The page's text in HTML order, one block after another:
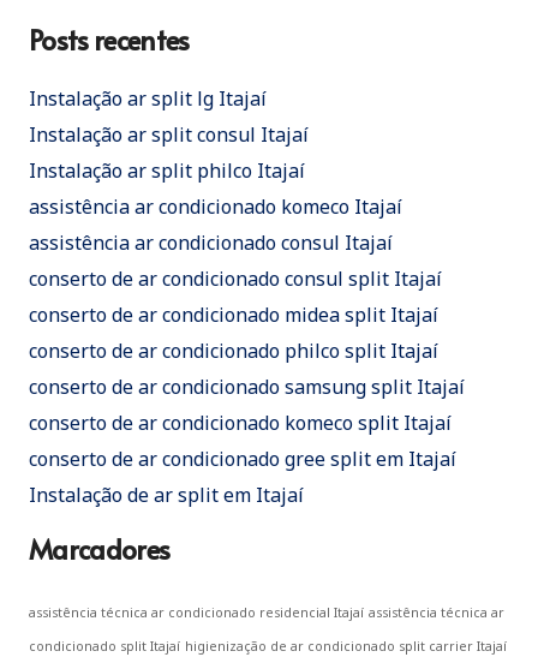
Posts recentes
Instalação ar split lg Itajaí
Instalação ar split consul Itajaí
Instalação ar split philco Itajaí
assistência ar condicionado komeco Itajaí
assistência ar condicionado consul Itajaí
conserto de ar condicionado consul split Itajaí
conserto de ar condicionado midea split Itajaí
conserto de ar condicionado philco split Itajaí
conserto de ar condicionado samsung split Itajaí
conserto de ar condicionado komeco split Itajaí
conserto de ar condicionado gree split em Itajaí
Instalação de ar split em Itajaí
Marcadores
assistência técnica ar condicionado residencial Itajaí assistência técnica ar
condicionado split Itajaí higienização de ar condicionado split carrier Itajaí